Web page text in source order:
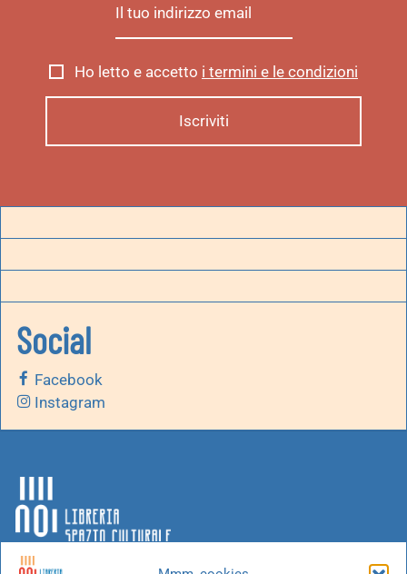
Ho letto e accetto i termini e le condizioni
Social
Facebook
Instagram